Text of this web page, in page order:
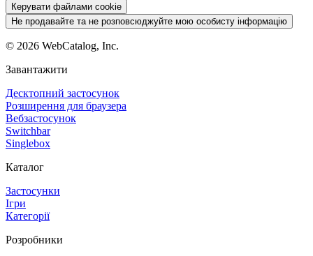
Керувати файлами cookie
Не продавайте та не розповсюджуйте мою особисту інформацію
© 2026 WebCatalog, Inc.
Завантажити
Десктопний застосунок
Розширення для браузера
Вебзастосунок
Switchbar
Singlebox
Каталог
Застосунки
Ігри
Категорії
Розробники